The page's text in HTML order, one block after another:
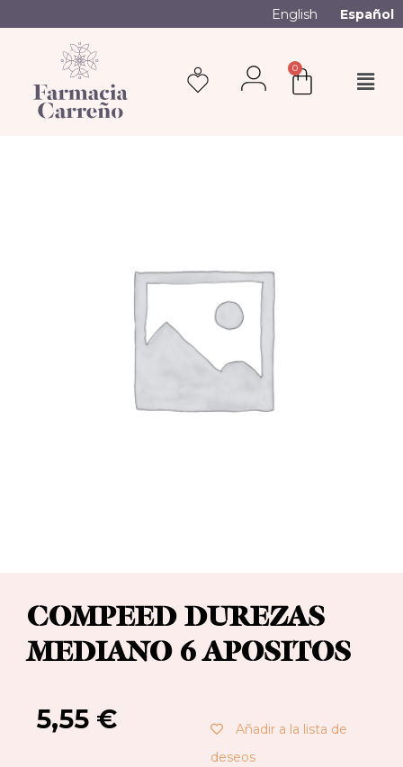
English Español
0
COMPEED DUREZAS
MEDIANO 6 APOSITOS
5,55 €
Añadir a la lista de
deseos